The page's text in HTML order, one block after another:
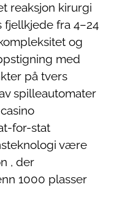
reaksjon kirurgi
fjellkjede fra 4–24
og
med
på tvers
spilleautomater
for-stat
være
, der
1000 plasser